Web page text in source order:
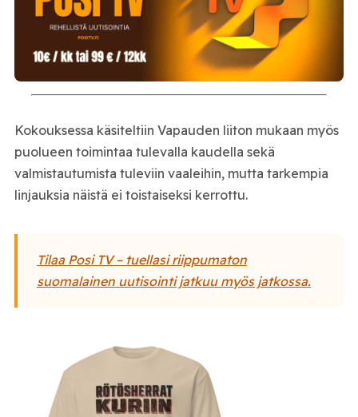
Kokouksessa käsiteltiin Vapauden liiton mukaan myös
puolueen toimintaa tulevalla kaudella sekä
valmistautumista tuleviin vaaleihin, mutta tarkempia
linjauksia näistä ei toistaiseksi kerrottu.
Tilaa Posi TV – tuellasi riippumaton
suomalainen uutisointi jatkuu myös jatkossa.